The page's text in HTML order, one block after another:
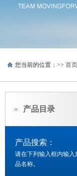
您当前的位置：>> 首页
产品目录
产品搜索：
请在下列输入框内输入
品名称。